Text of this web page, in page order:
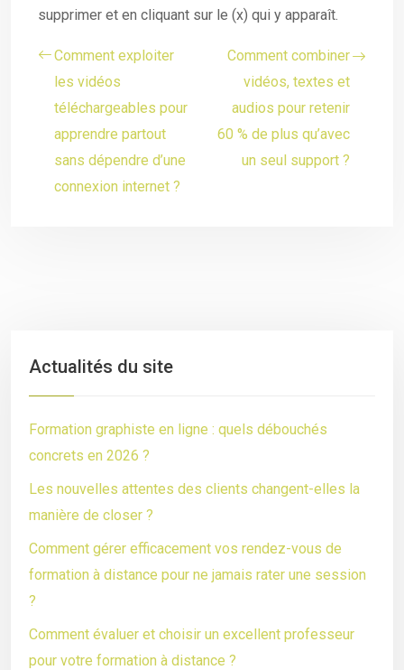
supprimer et en cliquant sur le (x) qui y apparaît.
Comment exploiter
les vidéos
téléchargeables pour
apprendre partout
sans dépendre d’une
connexion internet ?
Comment combiner
vidéos, textes et
audios pour retenir
60 % de plus qu’avec
un seul support ?
Actualités du site
Formation graphiste en ligne : quels débouchés
concrets en 2026 ?
Les nouvelles attentes des clients changent-elles la
manière de closer ?
Comment gérer efficacement vos rendez-vous de
formation à distance pour ne jamais rater une session
?
Comment évaluer et choisir un excellent professeur
pour votre formation à distance ?